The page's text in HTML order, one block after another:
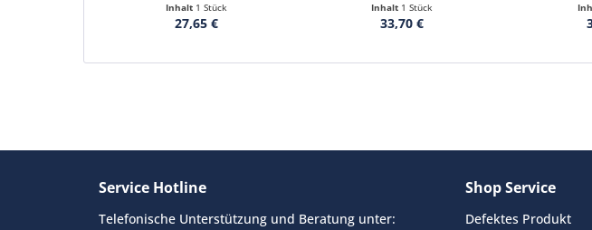
Inhalt 1 Stück
27,65 €
Inhalt 1 Stück
33,70 €
Service Hotline
Telefonische Unterstützung und Beratung unter:
Shop Service
Defektes Produkt